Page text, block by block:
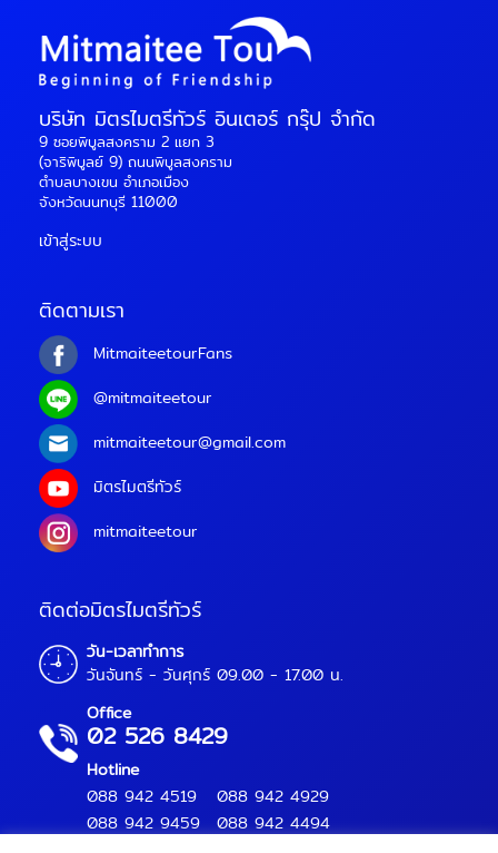
บริษัท มิตรไมตรีทัวร์ อินเตอร์ กรุ๊ป จำกัด
9 ซอยพิบูลสงคราม 2 แยก 3
(จาริพิบูลย์ 9) ถนนพิบูลสงคราม
ตำบลบางเขน อำเภอเมือง
จังหวัดนนทบุรี 11000
เข้าสู่ระบบ
ติดตามเรา
MitmaiteetourFans
@mitmaiteetour
mitmaiteetour@gmail.com
มิตรไมตรีทัวร์
mitmaiteetour
ติดต่อมิตรไมตรีทัวร์
วัน-เวลาทำการ
วันจันทร์ - วันศุกร์ 09.00 - 17.00 น.
Office
02 526 8429
Hotline
088 942 4519
088 942 9459
088 942 4929
088 942 4494